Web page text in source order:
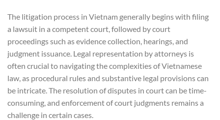
The litigation process in Vietnam generally begins with filing
a lawsuit in a competent court, followed by court
proceedings such as evidence collection, hearings, and
judgment issuance. Legal representation by attorneys is
often crucial to navigating the complexities of Vietnamese
law, as procedural rules and substantive legal provisions can
be intricate. The resolution of disputes in court can be time-
consuming, and enforcement of court judgments remains a
challenge in certain cases.